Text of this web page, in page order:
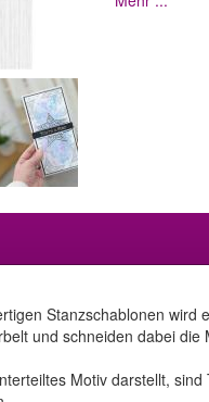
Stanzschablonen
und schneiden dabei die
Motiv darstellt,